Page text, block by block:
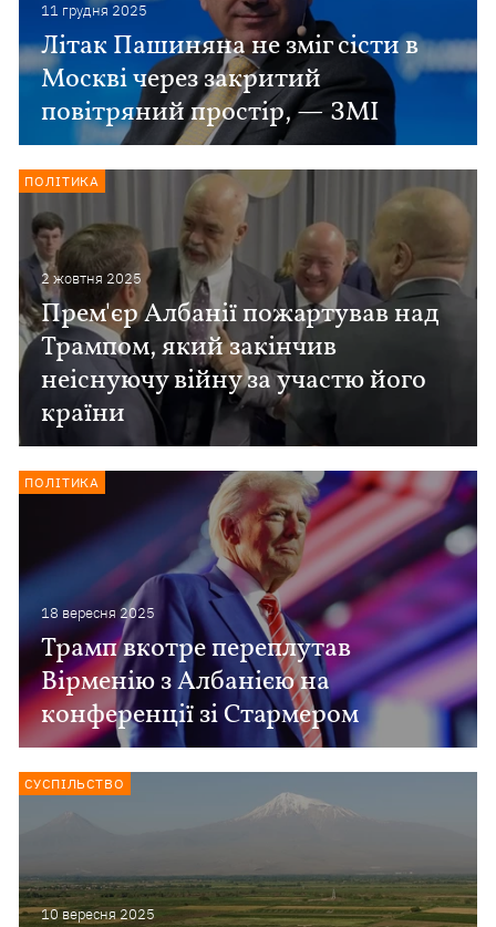
11 грудня 2025
Літак Пашиняна не зміг сісти в
Москві через закритий
повітряний простір, — ЗМІ
2 жовтня 2025
Прем'єр Албанії пожартував над
Трампом, який закінчив
неіснуючу війну за участю його
країни
ПОЛІТИКА
18 вересня 2025
Трамп вкотре переплутав
Вірменію з Албанією на
конференції зі Стармером
ПОЛІТИКА
10 вересня 2025
СУСПІЛЬСТВО